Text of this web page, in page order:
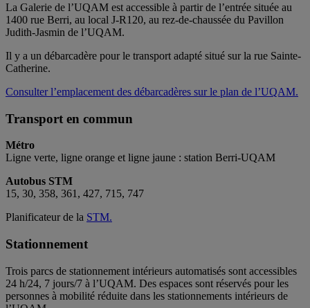
La Galerie de l’UQAM est accessible à partir de l’entrée située au
1400 rue Berri, au local J-R120, au rez-de-chaussée du Pavillon
Judith-Jasmin de l’UQAM.
Il y a un débarcadère pour le transport adapté situé sur la rue Sainte-
Catherine.
Consulter l’emplacement des débarcadères sur le plan de l’UQAM.
Transport en commun
Métro
Ligne verte, ligne orange et ligne jaune : station Berri-UQAM
Autobus STM
15, 30, 358, 361, 427, 715, 747
Planificateur de la STM.
Stationnement
Trois parcs de stationnement intérieurs automatisés sont accessibles
24 h/24, 7 jours/7 à l’UQAM. Des espaces sont réservés pour les
personnes à mobilité réduite dans les stationnements intérieurs de